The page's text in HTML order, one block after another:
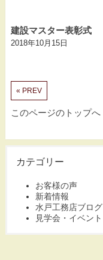
建設マスター表彰式
2018年10月15日
« PREV
このページのトップへ
カテゴリー
お客様の声
新着情報
水戸工務店ブログ
見学会・イベント